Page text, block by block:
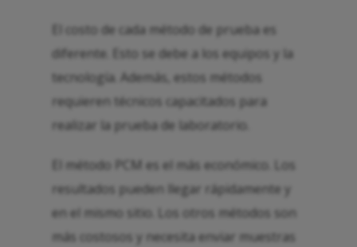
El costo de cada método de prueba es
diferente. Esto se debe a los equipos y la
tecnología. Además, estos métodos
requieren técnicos capacitados para
realizar la prueba de laboratorio.
El método PCM es el más económico. Los
resultados pueden llegar rápidamente y
en el mismo sitio. Los otros métodos son
más costosos y necesita enviar muestras